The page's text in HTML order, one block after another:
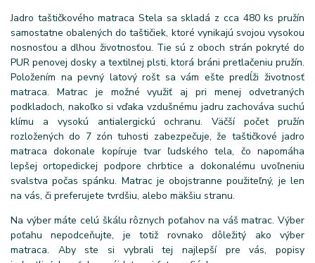
Jadro taštičkového matraca Stela sa skladá z cca 480 ks pružín
samostatne obalených do taštičiek, ktoré vynikajú svojou vysokou
nosnosťou a dlhou životnosťou. Tie sú z oboch strán pokryté do
PUR penovej dosky a textilnej plsti, ktorá bráni pretlačeniu pružín.
Položením na pevný latový rošt sa vám ešte predĺži životnosť
matraca. Matrac je možné využiť aj pri menej odvetraných
podkladoch, nakoľko si vďaka vzdušnému jadru zachováva suchú
klímu a vysokú antialergickú ochranu. Väčší počet pružín
rozložených do 7 zón tuhosti zabezpečuje, že taštičkové jadro
matraca dokonale kopíruje tvar ľudského tela, čo napomáha
lepšej ortopedickej podpore chrbtice a dokonalému uvoľneniu
svalstva počas spánku. Matrac je obojstranne použiteľný, je len
na vás, či preferujete tvrdšiu, alebo mäkšiu stranu.
Na výber máte celú škálu rôznych poťahov na váš matrac. Výber
poťahu nepodceňujte, je totiž rovnako dôležitý ako výber
matraca. Aby ste si vybrali tej najlepší pre vás, popisy